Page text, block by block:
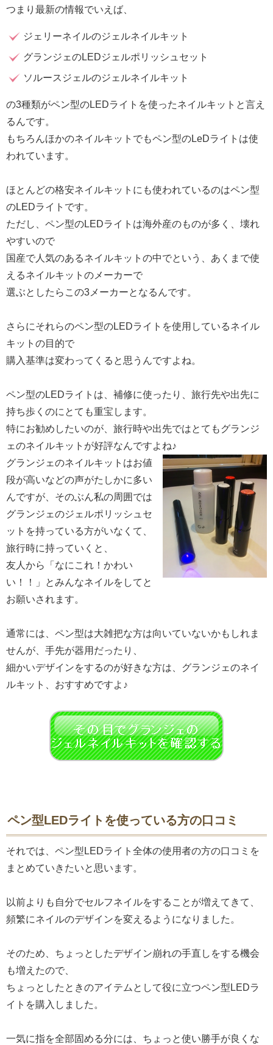
つまり最新の情報でいえば、
ジェリーネイルのジェルネイルキット
グランジェのLEDジェルポリッシュセット
ソルースジェルのジェルネイルキット
の3種類がペン型のLEDライトを使ったネイルキットと言え
るんです。
もちろんほかのネイルキットでもペン型のLeDライトは使
われています。
ほとんどの格安ネイルキットにも使われているのはペン型
のLEDライトです。
ただし、ペン型のLEDライトは海外産のものが多く、壊れ
やすいので
国産で人気のあるネイルキットの中でという、あくまで使
えるネイルキットのメーカーで
選ぶとしたらこの3メーカーとなるんです。
さらにそれらのペン型のLEDライトを使用しているネイル
キットの目的で
購入基準は変わってくると思うんですよね。
ペン型のLEDライトは、補修に使ったり、旅行先や出先に
持ち歩くのにとても重宝します。
特にお勧めしたいのが、旅行時や出先ではとてもグランジ
ェのネイルキットが好評なんですよね♪
グランジェのネイルキットはお値
段が高いなどの声がたしかに多い
んですが、そのぶん私の周囲では
グランジェのジェルポリッシュセ
ットを持っている方がいなくて、
旅行時に持っていくと、
友人から「なにこれ！かわい
い！！」とみんなネイルをしてと
お願いされます。
通常には、ペン型は大雑把な方は向いていないかもしれま
せんが、手先が器用だったり、
細かいデザインをするのが好きな方は、グランジェのネイ
ルキット、おすすめですよ♪
ペン型LEDライトを使っている方の口コミ
それでは、ペン型LEDライト全体の使用者の方の口コミを
まとめていきたいと思います。
以前よりも自分でセルフネイルをすることが増えてきて、
頻繁にネイルのデザインを変えるようになりました。
そのため、ちょっとしたデザイン崩れの手直しをする機会
も増えたので、
ちょっとしたときのアイテムとして役に立つペン型LEDラ
イトを購入しました。
一気に指を全部固める分には、ちょっと使い勝手が良くな